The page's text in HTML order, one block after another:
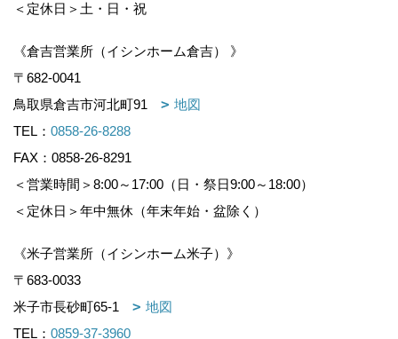
＜定休日＞土・日・祝
《倉吉営業所（イシンホーム倉吉） 》
〒682-0041
鳥取県倉吉市河北町91
地図
TEL： 0858-26-8288
FAX：0858-26-8291
＜営業時間＞8:00～17:00（日・祭日9:00～18:00）
＜定休日＞年中無休（年末年始・盆除く）
《米子営業所（イシンホーム米子）》
〒683-0033
米子市長砂町65-1
地図
TEL： 0859-37-3960